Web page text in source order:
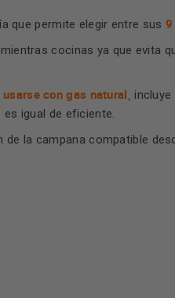
que permite elegir entre sus
cocinas ya que evita
con gas natural,
igual de eficiente.
la campana compatible